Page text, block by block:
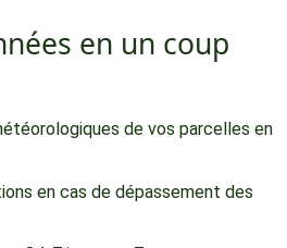
en un coup
de vos parcelles en
en cas de dépassement des